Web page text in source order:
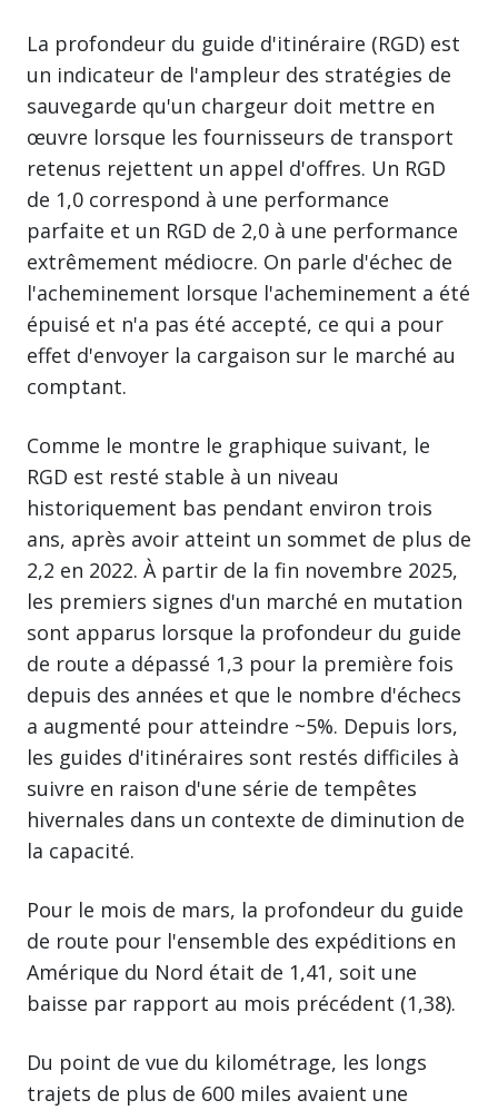
La profondeur du guide d'itinéraire (RGD) est
un indicateur de l'ampleur des stratégies de
sauvegarde qu'un chargeur doit mettre en
œuvre lorsque les fournisseurs de transport
retenus rejettent un appel d'offres. Un RGD
de 1,0 correspond à une performance
parfaite et un RGD de 2,0 à une performance
extrêmement médiocre. On parle d'échec de
l'acheminement lorsque l'acheminement a été
épuisé et n'a pas été accepté, ce qui a pour
effet d'envoyer la cargaison sur le marché au
comptant.
Comme le montre le graphique suivant, le
RGD est resté stable à un niveau
historiquement bas pendant environ trois
ans, après avoir atteint un sommet de plus de
2,2 en 2022. À partir de la fin novembre 2025,
les premiers signes d'un marché en mutation
sont apparus lorsque la profondeur du guide
de route a dépassé 1,3 pour la première fois
depuis des années et que le nombre d'échecs
a augmenté pour atteindre ~5%. Depuis lors,
les guides d'itinéraires sont restés difficiles à
suivre en raison d'une série de tempêtes
hivernales dans un contexte de diminution de
la capacité.
Pour le mois de mars, la profondeur du guide
de route pour l'ensemble des expéditions en
Amérique du Nord était de 1,41, soit une
baisse par rapport au mois précédent (1,38).
Du point de vue du kilométrage, les longs
trajets de plus de 600 miles avaient une